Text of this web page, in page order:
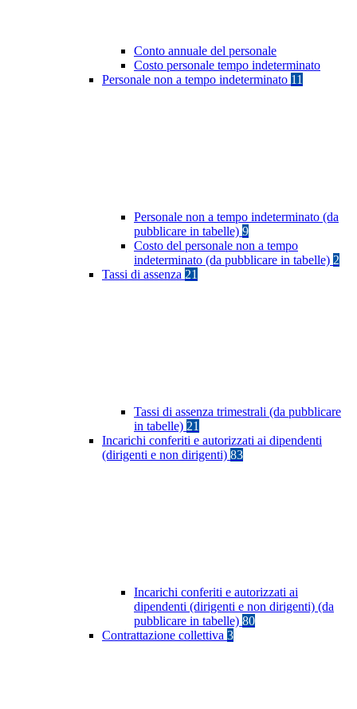
Conto annuale del personale
Costo personale tempo indeterminato
Personale non a tempo indeterminato 11
Personale non a tempo indeterminato (da
pubblicare in tabelle) 9
Costo del personale non a tempo
indeterminato (da pubblicare in tabelle) 2
Tassi di assenza 21
Tassi di assenza trimestrali (da pubblicare
in tabelle) 21
Incarichi conferiti e autorizzati ai dipendenti
(dirigenti e non dirigenti) 83
Incarichi conferiti e autorizzati ai
dipendenti (dirigenti e non dirigenti) (da
pubblicare in tabelle) 80
Contrattazione collettiva 3